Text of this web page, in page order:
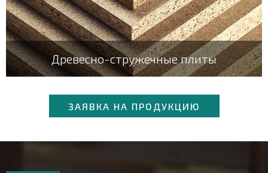
Древесно-стружечные плиты
ЗАЯВКА НА ПРОДУКЦИЮ